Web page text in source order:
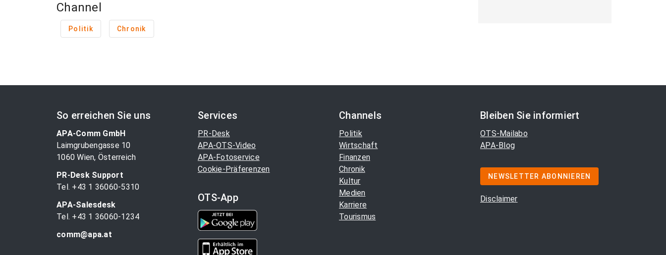
Channel
Politik Chronik
So erreichen Sie uns
APA-Comm GmbH
Laimgrubengasse 10
1060 Wien, Österreich
PR-Desk Support
Tel. +43 1 36060-5310
APA-Salesdesk
Tel. +43 1 36060-1234
comm@apa.at
Services
PR-Desk
APA-OTS-Video
APA-Fotoservice
Cookie-Präferenzen
OTS-App
Channels
Politik
Wirtschaft
Finanzen
Chronik
Kultur
Medien
Karriere
Tourismus
Bleiben Sie informiert
OTS-Mailabo
APA-Blog
NEWSLETTER ABONNIEREN
Disclaimer